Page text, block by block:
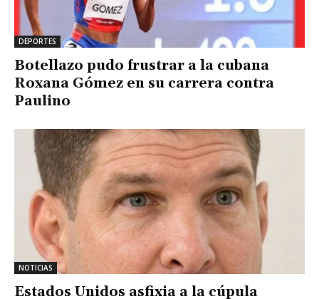
DEPORTES
Botellazo pudo frustrar a la cubana
Roxana Gómez en su carrera contra
Paulino
NOTICIAS
Estados Unidos asfixia a la cúpula